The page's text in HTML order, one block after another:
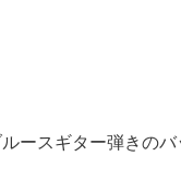
ースギター弾きの